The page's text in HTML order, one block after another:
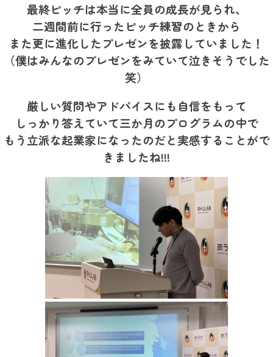
最終ピッチは本当に全員の成長が見られ、
二週間前に行ったピッチ練習のときから
また更に進化したプレゼンを披露していました！
（僕はみんなのプレゼンをみていて泣きそうでした
笑）
厳しい質問やアドバイスにも自信をもって
しっかり答えていて三か月のプログラムの中で
もう立派な起業家になったのだと実感することがで
きましたね!!!